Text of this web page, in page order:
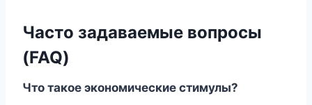
Часто задаваемые вопросы
(FAQ)
Что такое экономические стимулы?